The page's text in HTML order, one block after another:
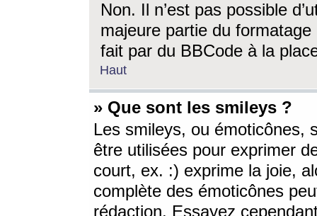
Non. Il n’est pas possible
majeure partie du
fait par du BBCode à la
Haut
» Que sont les smileys ?
Les smileys, ou émoticônes,
être utilisées pour exprimer
court, ex. :) exprime la joie,
complète des émoticônes
rédaction. Essayez